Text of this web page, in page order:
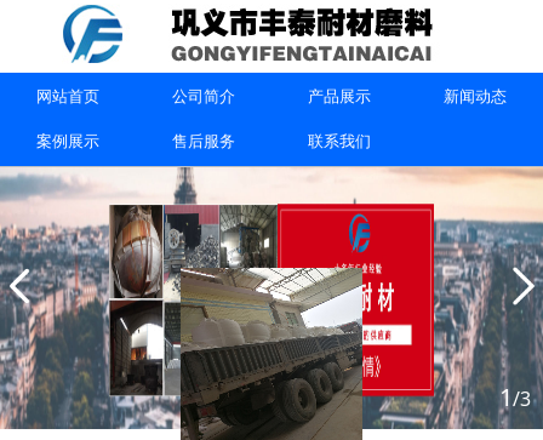
网站首页 公司简介 产品展示 新闻动态
案例展示 售后服务 联系我们
1/3
上一篇：刚玉球与氧化铝球有区别吗？刚玉球与氧化铝球区
别是什么？
联系我们